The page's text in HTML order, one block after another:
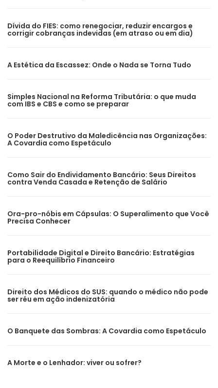
Dívida do FIES: como renegociar, reduzir encargos e
corrigir cobranças indevidas (em atraso ou em dia)
A Estética da Escassez: Onde o Nada se Torna Tudo
Simples Nacional na Reforma Tributária: o que muda
com IBS e CBS e como se preparar
O Poder Destrutivo da Maledicência nas Organizações:
A Covardia como Espetáculo
Como Sair do Endividamento Bancário: Seus Direitos
contra Venda Casada e Retenção de Salário
Ora-pro-nóbis em Cápsulas: O Superalimento que Você
Precisa Conhecer
Portabilidade Digital e Direito Bancário: Estratégias
para o Reequilíbrio Financeiro
Direito dos Médicos do SUS: quando o médico não pode
ser réu em ação indenizatória
O Banquete das Sombras: A Covardia como Espetáculo
A Morte e o Lenhador: viver ou sofrer?